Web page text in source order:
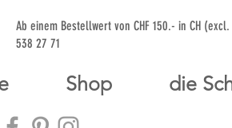
Ab einem Bestellwert von CHF 150.- in
538 27 71
Shop die